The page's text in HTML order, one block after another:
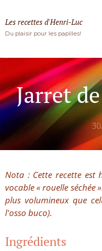
Les recettes d'Henri-Luc
Du plaisir pour les papilles!
Jarret
Nota : Cette recette est
vocable « rouelle séchée
plus volumineux que
l'osso buco).
Ingrédients